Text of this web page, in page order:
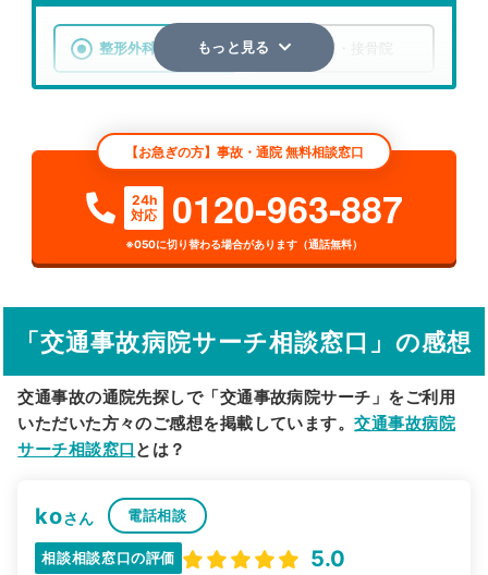
整形外科 整骨院・接骨院
検索する
詳細条件で絞り込む
その他の検索方法
駅から探す 院名から探す
もっと見る
【お急ぎの方】事故・通院 無料相談窓口
24h
対応
0120-963-887
※050に切り替わる場合があります（通話無料）
「交通事故病院サーチ相談窓口」の感想
交通事故の通院先探しで「交通事故病院サーチ」をご利用
いただいた方々のご感想を掲載しています。交通事故病院
サーチ相談窓口 とは？
koさん 電話相談
相談相談窓口の評価 5.0